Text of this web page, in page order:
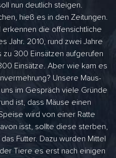
nun deutlich steigen.
hieß es in den Zeitungen.
die offensichtliche
Jahr. 2010, rund zwei Jahre
zu 300 Einsätzen aufgerufen
Einsätze. Aber wie kam es
Unsere Maus-
im Gespräch viele Gründe
ist, dass Mäuse einen
wird von einer Ratte
isst, sollte diese sterben,
Futter. Dazu wurden Mittel
Tiere es erst nach einigen